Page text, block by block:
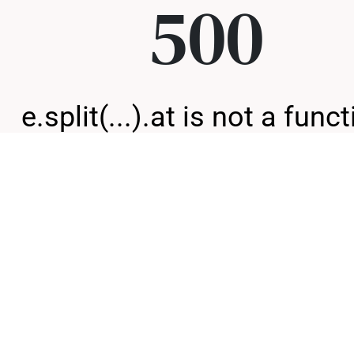
500
e.split(...).at is not a